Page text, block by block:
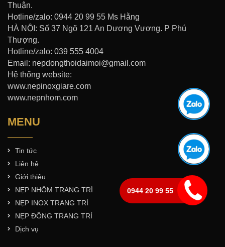
Thuận.
Hotline/zalo: 0944 20 99 55 Ms Hằng
HÀ NỘI: Số 37 Ngõ 121 An Dương Vương. P Phú
Thượng.
Hotline/zalo: 039 555 4004
Email: nepdongthoidaimoi@gmail.com
Hệ thống website:
www.nepinoxgiare.com
www.nepnhom.com
MENU
Tin tức
Liên hệ
Giới thiệu
NẸP NHÔM TRANG TRÍ
NẸP INOX TRANG TRÍ
NẸP ĐỒNG TRANG TRÍ
Dịch vụ
0944 20 99 55